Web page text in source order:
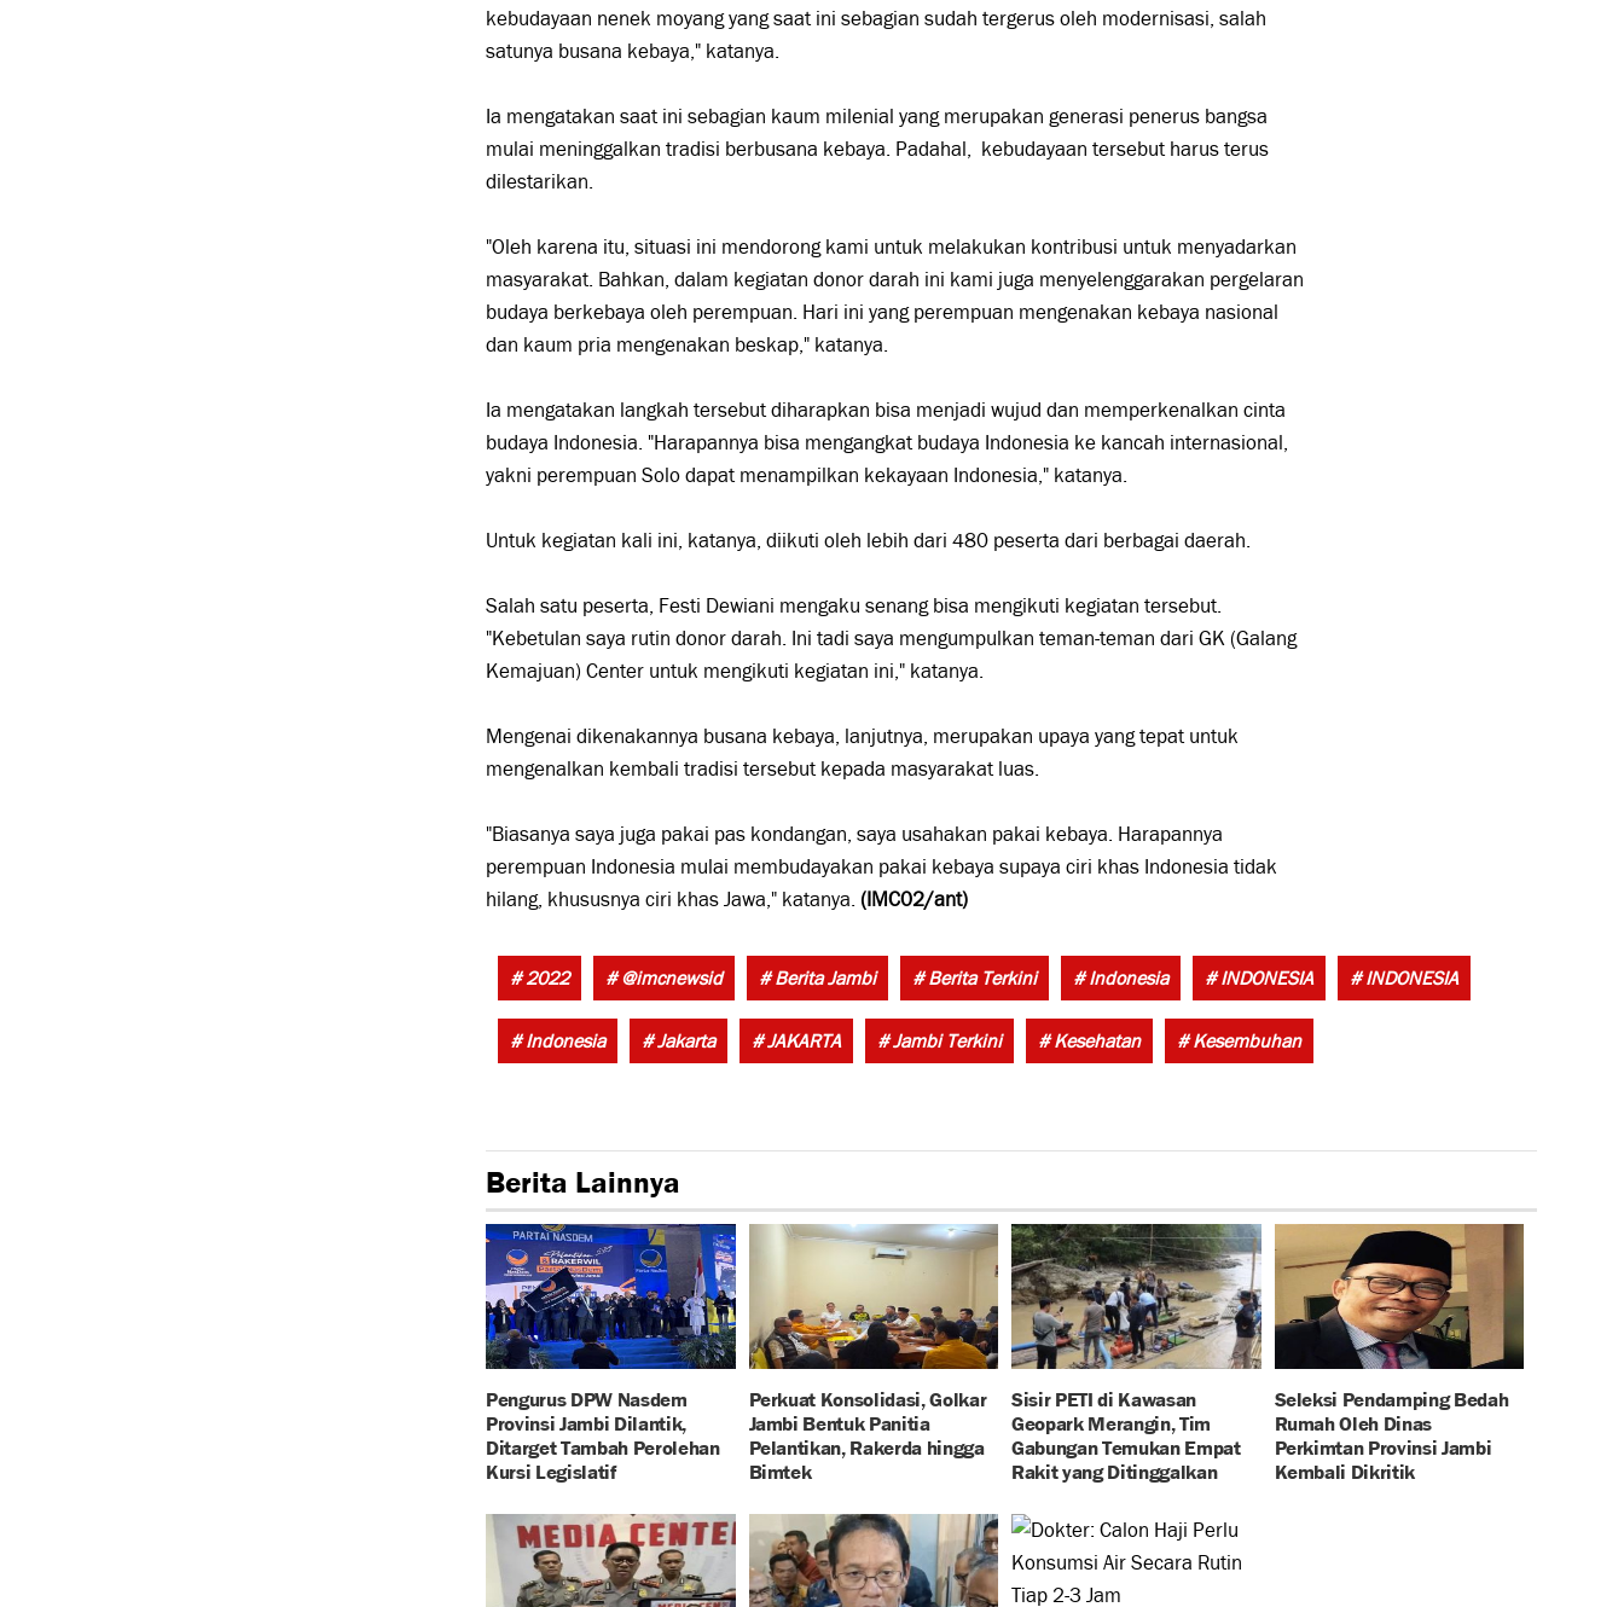
kebudayaan nenek moyang yang saat ini sebagian sudah tergerus oleh modernisasi, salah
satunya busana kebaya," katanya.
Ia mengatakan saat ini sebagian kaum milenial yang merupakan generasi penerus bangsa
mulai meninggalkan tradisi berbusana kebaya. Padahal, kebudayaan tersebut harus terus
dilestarikan.
"Oleh karena itu, situasi ini mendorong kami untuk melakukan kontribusi untuk menyadarkan
masyarakat. Bahkan, dalam kegiatan donor darah ini kami juga menyelenggarakan pergelaran
budaya berkebaya oleh perempuan. Hari ini yang perempuan mengenakan kebaya nasional
dan kaum pria mengenakan beskap," katanya.
Ia mengatakan langkah tersebut diharapkan bisa menjadi wujud dan memperkenalkan cinta
budaya Indonesia. "Harapannya bisa mengangkat budaya Indonesia ke kancah internasional,
yakni perempuan Solo dapat menampilkan kekayaan Indonesia," katanya.
Untuk kegiatan kali ini, katanya, diikuti oleh lebih dari 480 peserta dari berbagai daerah.
Salah satu peserta, Festi Dewiani mengaku senang bisa mengikuti kegiatan tersebut.
"Kebetulan saya rutin donor darah. Ini tadi saya mengumpulkan teman-teman dari GK (Galang
Kemajuan) Center untuk mengikuti kegiatan ini," katanya.
Mengenai dikenakannya busana kebaya, lanjutnya, merupakan upaya yang tepat untuk
mengenalkan kembali tradisi tersebut kepada masyarakat luas.
"Biasanya saya juga pakai pas kondangan, saya usahakan pakai kebaya. Harapannya
perempuan Indonesia mulai membudayakan pakai kebaya supaya ciri khas Indonesia tidak
hilang, khususnya ciri khas Jawa," katanya. (IMC02/ant)
# 2022 # @imcnewsid # Berita Jambi # Berita Terkini # Indonesia # INDONESIA # INDONESIA
# Indonesia # Jakarta # JAKARTA # Jambi Terkini # Kesehatan # Kesembuhan
Berita Lainnya
Pengurus DPW Nasdem
Provinsi Jambi Dilantik,
Ditarget Tambah Perolehan
Kursi Legislatif
Perkuat Konsolidasi, Golkar
Jambi Bentuk Panitia
Pelantikan, Rakerda hingga
Bimtek
Sisir PETI di Kawasan
Geopark Merangin, Tim
Gabungan Temukan Empat
Rakit yang Ditinggalkan
Seleksi Pendamping Bedah
Rumah Oleh Dinas
Perkimtan Provinsi Jambi
Kembali Dikritik